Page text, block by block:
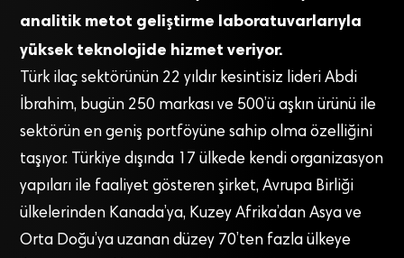
analitik metot geliştirme laboratuvarlarıyla
yüksek teknolojide hizmet veriyor.
Türk ilaç sektörünün 22 yıldır kesintisiz lideri Abdi
İbrahim, bugün 250 markası ve 500’ü aşkın ürünü ile
sektörün en geniş portföyüne sahip olma özelliğini
taşıyor. Türkiye dışında 17 ülkede kendi organizasyon
yapıları ile faaliyet gösteren şirket, Avrupa Birliği
ülkelerinden Kanada’ya, Kuzey Afrika’dan Asya ve
Orta Doğu’ya uzanan düzey 70’ten fazla ülkeye